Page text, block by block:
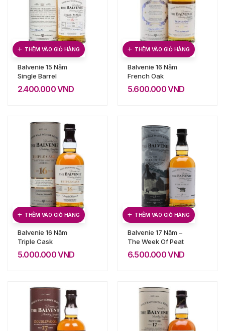
THÊM VÀO GIỎ HÀNG
Balvenie 15 Năm
Single Barrel
2.400.000VND
THÊM VÀO GIỎ HÀNG
Balvenie 16 Năm
French Oak
5.600.000VND
THÊM VÀO GIỎ HÀNG
Balvenie 16 Năm
Triple Cask
5.000.000VND
THÊM VÀO GIỎ HÀNG
Balvenie 17 Năm –
The Week Of Peat
6.500.000VND